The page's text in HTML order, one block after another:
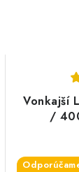
Vonkajší
/